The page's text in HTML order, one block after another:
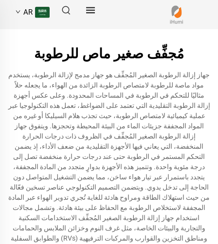
AR
مُجفِّف صغير ماص للرطوبة
جهاز إزالة الرطوبة الصغير المُجفِّف هو جهاز مدمج لإزالة الرطوبة، يستخدم
مواد ماصة للرطوبة لامتصاص الرطوبة الزائدة من الهواء، ما يجعله حلاً
مثاليًا للتحكم في الرطوبة في المساحات المحدودة. وعلى عكس أجهزة
إزالة الرطوبة التقليدية التي تعتمد على الضواغط، تعمل هذه التكنولوجيا عبر
عملية كيميائية لامتصاص الرطوبة، حيث تجذب هلام السيليكا أو غيره من
المواد المجففة جزيئات الماء من البيئة المحيطة وتحجزها. ويتفوق جهاز
إزالة الرطوبة الصغير المُجفِّف في الظروف ذات درجات الحرارة
المنخفضة، التي يعاني فيها الأجهزة التقليدية من ضعف الأداء، إذ يضمن
التحكم المستمر في الرطوبة حتى عند درجات حرارة منخفضة تصل إلى
درجة مئوية واحدة. وتتميز هذه الأجهزة بدوارٍ متجدد من المادة المجففة،
يتجدد باستمرار عبر تيار هواء ساخن، مما يضمن التشغيل المتواصل دون
الحاجة إلى تدخل يدوي. ويتضمن التصميم التكنولوجي عناصر تسخين فعّالة
من حيث استهلاك الطاقة ومراوح هادئة للغاية تُجري تدوير الهواء عبر المادة
المجففة لاستخلاص الرطوبة مع الحفاظ على بيئة هادئة. وتشمل مجالات
استخدام جهاز إزالة الرطوبة الصغير المُجفِّف الاستخدامات السكنية
والتجارية والبيئات الخاصة، مثل غرف النوم وخزائن الملابس والحمامات
ومناطق التخزين والقوارب والمركبات الترفيهية (RVs) والطوابق السفلية